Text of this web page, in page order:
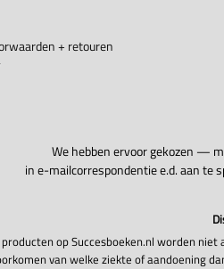
+ retouren
We hebben ervoor gekozen —
in e-mailcorrespondentie e.d. aan te
producten op Succesboeken.nl worden
van welke ziekte of aandoening